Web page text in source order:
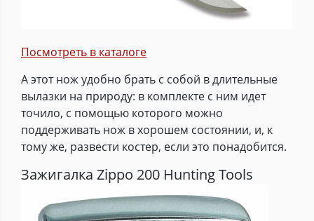
Посмотреть в каталоге
А этот нож удобно брать с собой в длительные
вылазки на природу: в комплекте с ним идет
точило, с помощью которого можно
поддерживать нож в хорошем состоянии, и, к
тому же, развести костер, если это понадобится.
Зажигалка Zippo 200 Hunting Tools